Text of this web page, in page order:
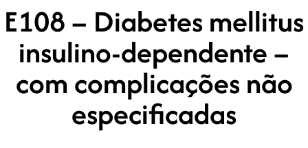
E108 – Diabetes mellitus
insulino-dependente –
com complicações não
especificadas